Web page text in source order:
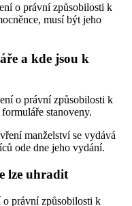
o právní způsobilosti k
musí být jeho
a kde jsou k
o právní způsobilosti k
stanoveny.
manželství se vydává
ode dne jeho vydání.
lze uhradit
o právní způsobilosti k